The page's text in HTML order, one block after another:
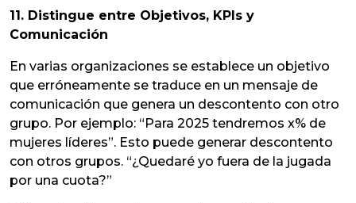
11. Distingue entre Objetivos, KPIs y
Comunicación
En varias organizaciones se establece un objetivo
que erróneamente se traduce en un mensaje de
comunicación que genera un descontento con otro
grupo. Por ejemplo: “Para 2025 tendremos x% de
mujeres líderes”. Esto puede generar descontento
con otros grupos. “¿Quedaré yo fuera de la jugada
por una cuota?”